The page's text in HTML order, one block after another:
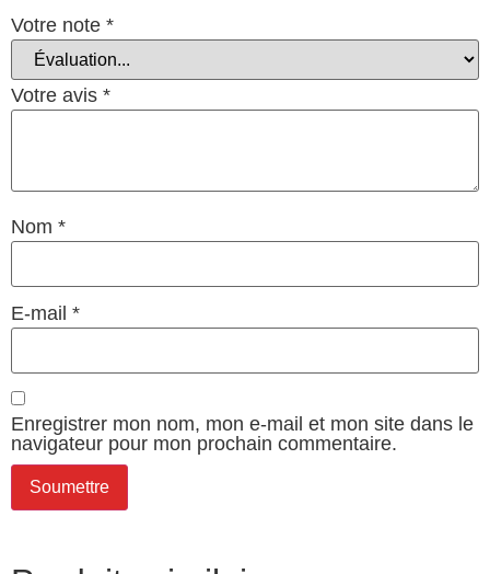
Votre note *
Votre avis *
Nom *
E-mail *
Enregistrer mon nom, mon e-mail et mon site dans le
navigateur pour mon prochain commentaire.